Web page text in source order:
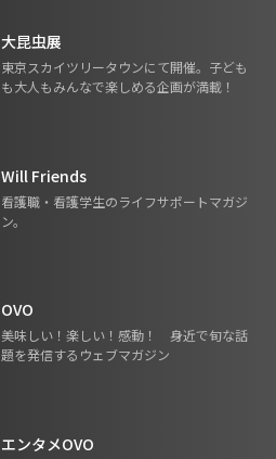
大昆虫展
東京スカイツリータウンにて開催。子ども
も大人もみんなで楽しめる企画が満載！
Will Friends
看護職・看護学生のライフサポートマガジ
ン。
OVO
美味しい！楽しい！感動！ 身近で旬な話
題を発信するウェブマガジン
エンタメOVO